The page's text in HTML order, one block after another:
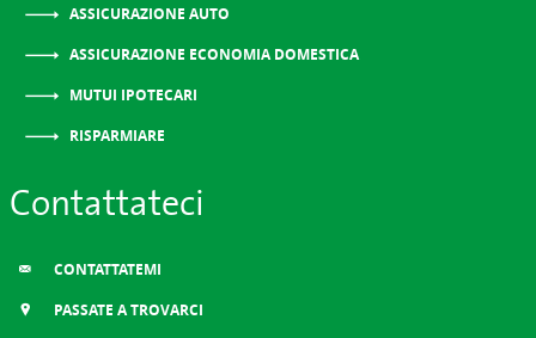
ASSICURAZIONE AUTO
ASSICURAZIONE ECONOMIA DOMESTICA
MUTUI IPOTECARI
RISPARMIARE
Contattateci
CONTATTATEMI
PASSATE A TROVARCI